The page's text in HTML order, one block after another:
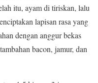
itu, ayam di tiriskan, lalu
lapisan rasa yang
dengan anggur bekas
bacon, jamur, dan